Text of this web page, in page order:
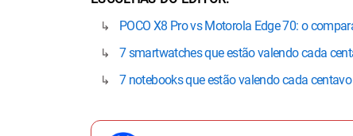
POCO X8 Pro vs Motorola Edge 70: o
7 smartwatches que estão valendo cada
7 notebooks que estão valendo cada